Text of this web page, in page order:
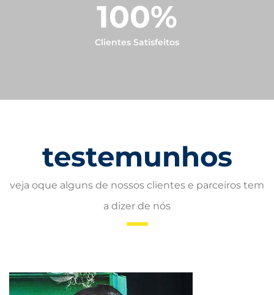
100%
Clientes Satisfeitos
testemunhos
veja oque alguns de nossos clientes e parceiros tem
a dizer de nós